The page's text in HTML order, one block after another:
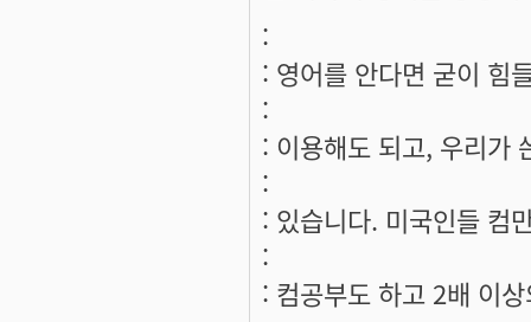
:
: 영어를 안다면 굳이 힘
:
: 이용해도 되고, 우리가
:
: 있습니다. 미국인들 컴
:
: 컴공부도 하고 2배 이